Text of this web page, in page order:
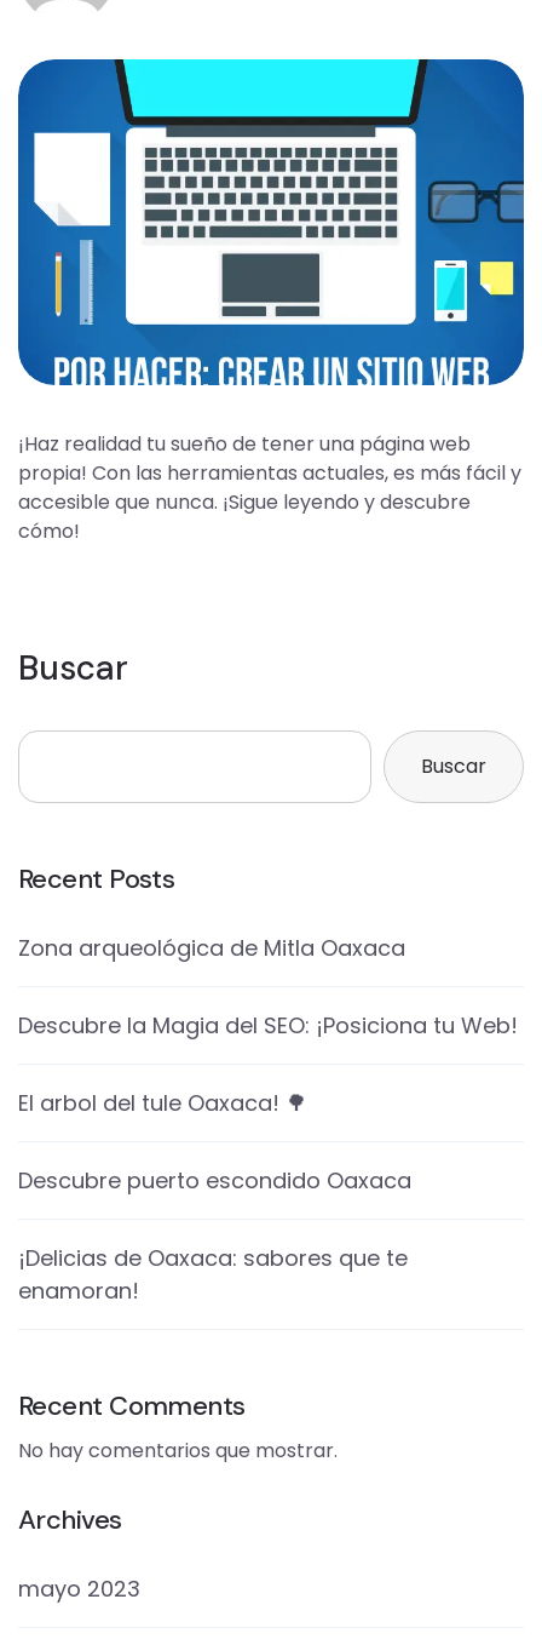
¡Haz realidad tu sueño de tener una página web
propia! Con las herramientas actuales, es más fácil y
accesible que nunca. ¡Sigue leyendo y descubre
cómo!
Buscar
Buscar
Recent Posts
Zona arqueológica de Mitla Oaxaca
Descubre la Magia del SEO: ¡Posiciona tu Web!
El arbol del tule Oaxaca! 🌳
Descubre puerto escondido Oaxaca
¡Delicias de Oaxaca: sabores que te
enamoran!
Recent Comments
No hay comentarios que mostrar.
Archives
mayo 2023